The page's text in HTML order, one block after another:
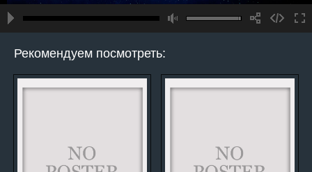
Рекомендуем посмотреть: